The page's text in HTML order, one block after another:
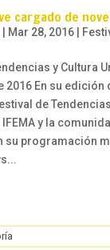
cargado de
Mar 28, 2016|
y Cultura
2016 En su edición
de
y la
su programación